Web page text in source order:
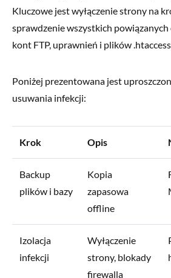
Kluczowe jest wyłączenie strony na
sprawdzenie wszystkich
kont FTP, uprawnień i plików .htaccess.
Poniżej prezentowana jest
usuwania infekcji:
Krok Opis
Backup
plików i bazy
Kopia
zapasowa
offline
Izolacja
infekcji
Wyłączenie
strony, blokady
firewalla